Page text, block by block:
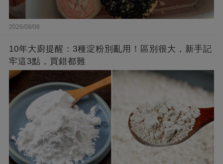
2026/08/08
10年大廚提醒：3種淀粉別亂用！區別很大，新手記
牢這3點，買錯都難